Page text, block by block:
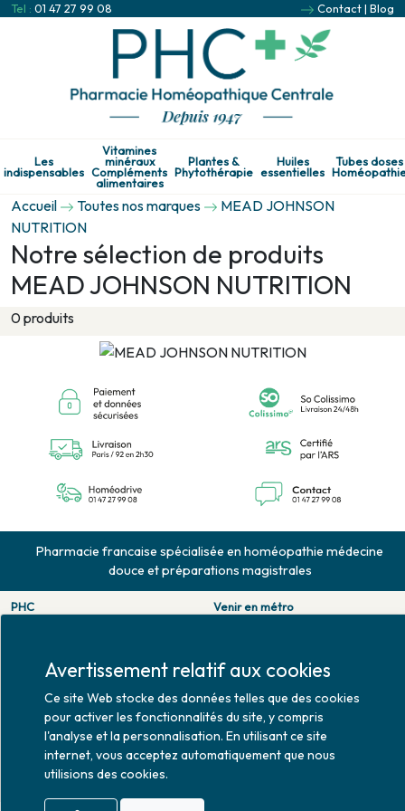
Tel : 01 47 27 99 08 Contact| Blog
Les
indispensables
Vitamines
minéraux
Compléments
alimentaires
Plantes &
Phytothérapie
Huiles
essentielles
Tubes doses
Accueil Toutes nos marques
MEAD JOHNSON
NUTRITION
Notre sélection de produits
MEAD JOHNSON NUTRITION
0 produits
Pharmacie francaise spécialisée en homéopathie médecine
douce et préparations magistrales
PHC
Fax. 01 47 55 03 61
Horaires d'ouverture
Lundi : 10h30 - 20h00
Mardi au vendredi : 9h00 -
20h00
Samedi : 9h30 - 20h00
Venir en métro
Venir en bus
Jean Monet : ligne 52.
Avertissement relatif aux cookies
Ce site Web stocke des données telles que des cookies
pour activer les fonctionnalités du site, y compris
l'analyse et la personnalisation. En utilisant ce site
internet, vous acceptez automatiquement que nous
utilisions des cookies.